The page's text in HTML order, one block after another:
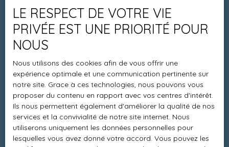
Espace vendeur
Vendre avec nous
Charte 21
Contact
Informations
Recrutement
LE RESPECT DE VOTRE VIE
PRIVÉE EST UNE PRIORITÉ POUR
NOUS
Nous utilisons des cookies afin de vous offrir une
expérience optimale et une communication pertinente sur
notre site. Grace à ces technologies, nous pouvons vous
proposer du contenu en rapport avec vos centres d'intérêt.
Ils nous permettent également d'améliorer la qualité de nos
services et la convivialité de notre site internet. Nous
utiliserons uniquement les données personnelles pour
lesquelles vous avez donné votre accord. Vous pouvez les